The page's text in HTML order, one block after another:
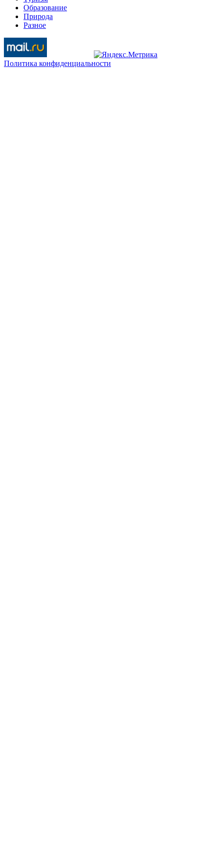
Образование
Природа
Разное
Политика конфиденциальности